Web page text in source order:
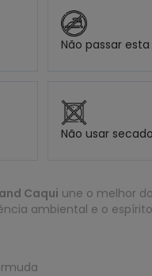
Não passar
Não usar
Caqui une o melhor
ambiental e o